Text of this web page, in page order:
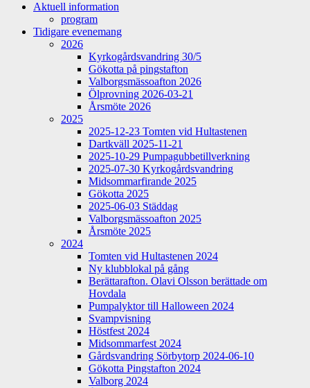
Aktuell information
program
Tidigare evenemang
2026
Kyrkogårdsvandring 30/5
Gökotta på pingstafton
Valborgsmässoafton 2026
Ölprovning 2026-03-21
Årsmöte 2026
2025
2025-12-23 Tomten vid Hultastenen
Dartkväll 2025-11-21
2025-10-29 Pumpagubbetillverkning
2025-07-30 Kyrkogårdsvandring
Midsommarfirande 2025
Gökotta 2025
2025-06-03 Städdag
Valborgsmässoafton 2025
Årsmöte 2025
2024
Tomten vid Hultastenen 2024
Ny klubblokal på gång
Berättarafton. Olavi Olsson berättade om
Hovdala
Pumpalyktor till Halloween 2024
Svampvisning
Höstfest 2024
Midsommarfest 2024
Gårdsvandring Sörbytorp 2024-06-10
Gökotta Pingstafton 2024
Valborg 2024